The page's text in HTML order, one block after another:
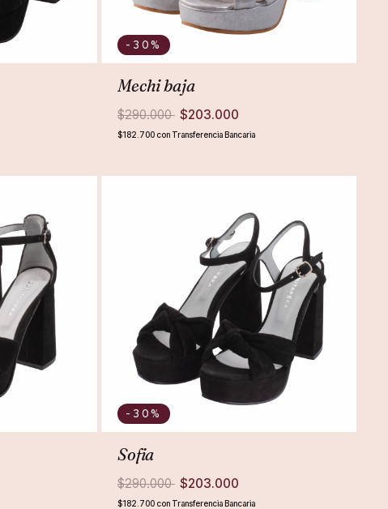
-30%
Mechi baja
$290.000 $203.000
$182.700 con Transferencia Bancaria
-30%
Sofia
$290.000 $203.000
$182.700 con Transferencia Bancaria